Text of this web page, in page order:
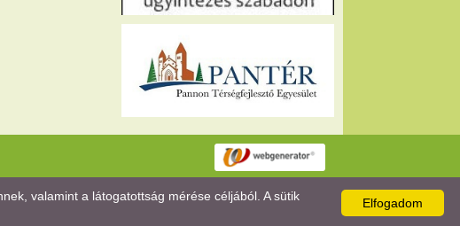
Elfogadom
valamint a látogatottság mérése céljából. A sütik